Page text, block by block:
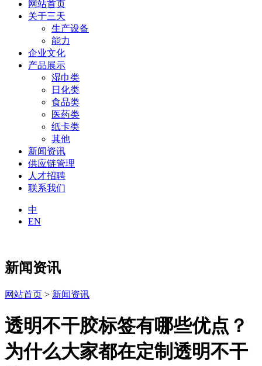
网站首页
关于三天
生产设备
能力
企业文化
产品展示
湿巾类
日化类
食品类
医药类
纸卡类
其他
新闻资讯
供应链管理
人才招聘
联系我们
中
EN
新闻资讯
网站首页 > 新闻资讯
透明不干胶标签有哪些优点？
为什么大家都在定制透明不干